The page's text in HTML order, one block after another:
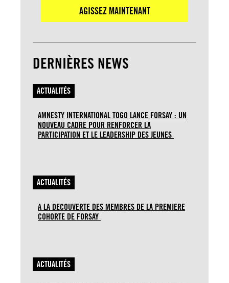
AGISSEZ MAINTENANT
DERNIÈRES NEWS
ACTUALITÉS
AMNESTY INTERNATIONAL TOGO LANCE FORSAY : UN
NOUVEAU CADRE POUR RENFORCER LA
PARTICIPATION ET LE LEADERSHIP DES JEUNES
ACTUALITÉS
A LA DECOUVERTE DES MEMBRES DE LA PREMIERE
COHORTE DE FORSAY
ACTUALITÉS